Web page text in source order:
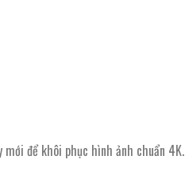
để khôi phục hình ảnh chuẩn 4K.